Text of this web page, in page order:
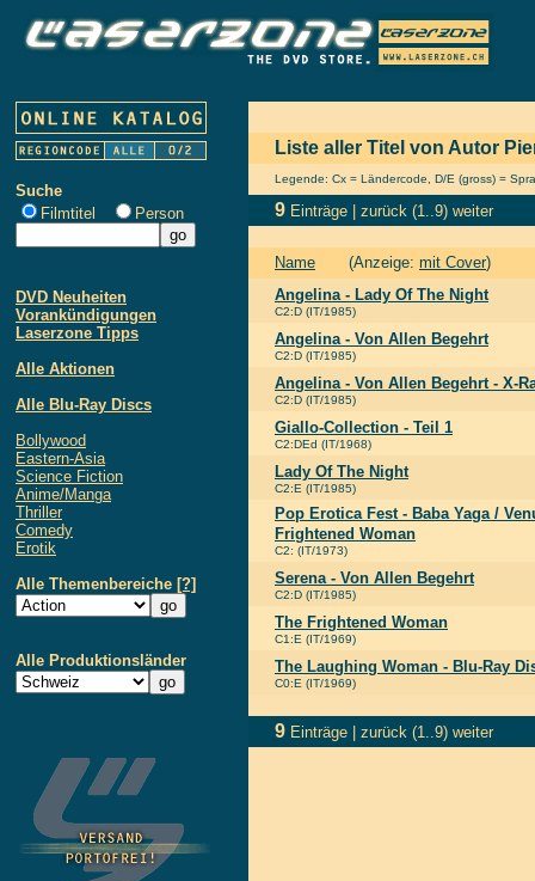
Suche
Filmtitel
Person
DVD Neuheiten
Vorankündigungen
Laserzone Tipps
Alle Aktionen
Alle Blu-Ray Discs
Bollywood
Eastern-Asia
Science Fiction
Anime/Manga
Thriller
Comedy
Erotik
Alle Themenbereiche [?]
Alle Produktionsländer
Liste aller Titel von Autor
Legende: Cx = Ländercode, D/E (gross) =
9 Einträge | zurück (1..9) weiter
Name (Anzeige: mit Cover)
Angelina - Lady Of The Night
C2:D (IT/1985)
Angelina - Von Allen Begehrt
C2:D (IT/1985)
Angelina - Von Allen Begehrt - X-
C2:D (IT/1985)
Giallo-Collection - Teil 1
C2:DEd (IT/1968)
Lady Of The Night
C2:E (IT/1985)
Pop Erotica Fest - Baba Yaga /
Frightened Woman
C2: (IT/1973)
Serena - Von Allen Begehrt
C2:D (IT/1985)
The Frightened Woman
C1:E (IT/1969)
The Laughing Woman - Blu-Ray
C0:E (IT/1969)
9 Einträge | zurück (1..9) weiter